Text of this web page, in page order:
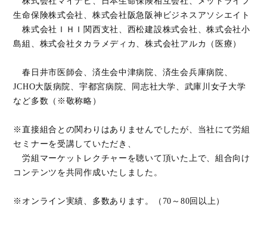
生命保険株式会社、株式会社阪急阪神ビジネスアソシエイト
株式会社ＩＨＩ関西支社、西松建設株式会社、株式会社小
島組、株式会社タカラメディカ、株式会社アルカ（医療）
春日井市医師会、済生会中津病院、済生会兵庫病院、
JCHO大阪病院、宇都宮病院、同志社大学、武庫川女子大学
など多数（※敬称略）
※直接組合との関わりはありませんでしたが、当社にて労組
セミナーを受講していただき、
労組マーケットレクチャーを聴いて頂いた上で、組合向け
コンテンツを共同作成いたしました。
※オンライン実績、多数あります。（70～80回以上）